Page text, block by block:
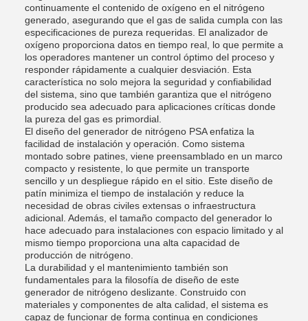
continuamente el contenido de oxígeno en el nitrógeno
generado, asegurando que el gas de salida cumpla con las
especificaciones de pureza requeridas. El analizador de
oxígeno proporciona datos en tiempo real, lo que permite a
los operadores mantener un control óptimo del proceso y
responder rápidamente a cualquier desviación. Esta
característica no solo mejora la seguridad y confiabilidad
del sistema, sino que también garantiza que el nitrógeno
producido sea adecuado para aplicaciones críticas donde
la pureza del gas es primordial.
El diseño del generador de nitrógeno PSA enfatiza la
facilidad de instalación y operación. Como sistema
montado sobre patines, viene preensamblado en un marco
compacto y resistente, lo que permite un transporte
sencillo y un despliegue rápido en el sitio. Este diseño de
patín minimiza el tiempo de instalación y reduce la
necesidad de obras civiles extensas o infraestructura
adicional. Además, el tamaño compacto del generador lo
hace adecuado para instalaciones con espacio limitado y al
mismo tiempo proporciona una alta capacidad de
producción de nitrógeno.
La durabilidad y el mantenimiento también son
fundamentales para la filosofía de diseño de este
generador de nitrógeno deslizante. Construido con
materiales y componentes de alta calidad, el sistema es
capaz de funcionar de forma continua en condiciones